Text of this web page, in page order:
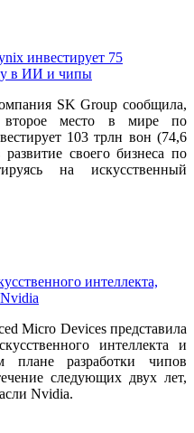
инвестирует 75
в ИИ и чипы
SK Group сообщила,
место в мире по
103 трлн вон (74,6
своего бизнеса по
на искусственный
интеллекта,
Micro Devices представила
интеллекта и
плане разработки чипов
следующих двух лет,
Nvidia.